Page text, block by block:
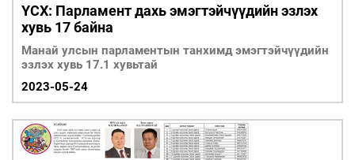
ҮСХ: Парламент дахь эмэгтэйчүүдийн эзлэх
хувь 17 байна
Манай улсын парламентын танхимд эмэгтэйчүүдийн
эзлэх хувь 17.1 хувьтай
2023-05-24